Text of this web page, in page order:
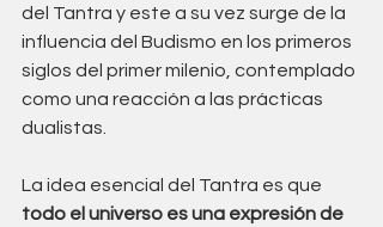
del Tantra y este a su vez surge de la
influencia del Budismo en los primeros
siglos del primer milenio, contemplado
como una reacción a las prácticas
dualistas.
La idea esencial del Tantra es que
todo el universo es una expresión de